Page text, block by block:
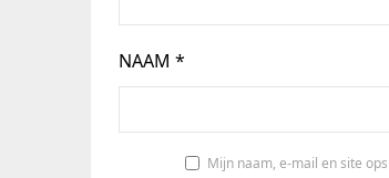
NAAM *
Mijn naam, e-mail en site